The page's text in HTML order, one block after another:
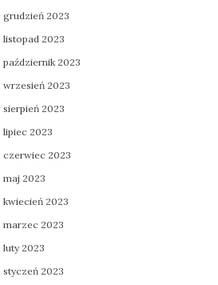
grudzień 2023
listopad 2023
październik 2023
wrzesień 2023
sierpień 2023
lipiec 2023
czerwiec 2023
maj 2023
kwiecień 2023
marzec 2023
luty 2023
styczeń 2023